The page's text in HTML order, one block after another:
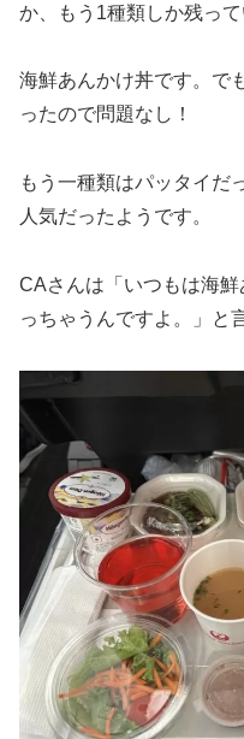
か、もう1種類しか残って
海鮮あんかけ丼です。で
ったので問題なし！
もう一種類はパッタイだ
人気だったようです。
CAさんは「いつもは海
っちゃうんですよ。」と